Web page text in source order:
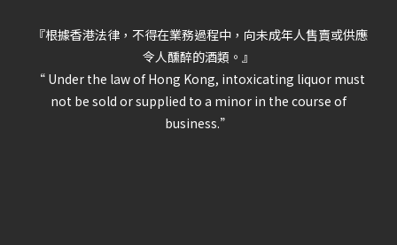
『根據香港法律，不得在業務過程中，向未成年人售賣或供應
令人醺醉的酒類。』
“ Under the law of Hong Kong, intoxicating liquor must
not be sold or supplied to a minor in the course of
business.”